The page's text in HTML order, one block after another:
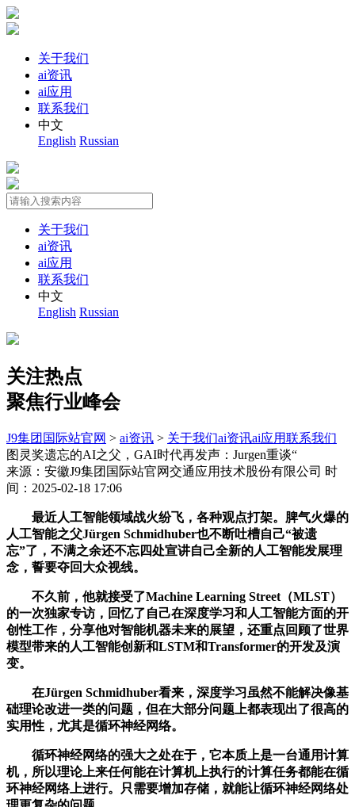
关于我们
ai资讯
ai应用
联系我们
中文
English Russian
关于我们
ai资讯
ai应用
联系我们
中文
English Russian
关注热点
聚焦行业峰会
J9集团国际站官网 > ai资讯 > 关于我们ai资讯ai应用联系我们
图灵奖遗忘的AI之父，GAI时代再发声：Jurgen重谈“
来源：安徽J9集团国际站官网交通应用技术股份有限公司 时
间：2025-02-18 17:06
最近人工智能领域战火纷飞，各种观点打架。脾气火爆的
人工智能之父Jürgen Schmidhuber也不断吐槽自己“被遗
忘”了，不满之余还不忘四处宣讲自己全新的人工智能发展理
念，誓要夺回大众视线。
不久前，他就接受了Machine Learning Street（MLST）
的一次独家专访，回忆了自己在深度学习和人工智能方面的开
创性工作，分享他对智能机器未来的展望，还重点回顾了世界
模型带来的人工智能创新和LSTM和Transformer的开发及演
变。
在Jürgen Schmidhuber看来，深度学习虽然不能解决像基
础理论改进一类的问题，但在大部分问题上都表现出了很高的
实用性，尤其是循环神经网络。
循环神经网络的强大之处在于，它本质上是一台通用计算
机，所以理论上来任何能在计算机上执行的计算任务都能在循
环神经网络上进行。只需要增加存储，就能让循环神经网络处